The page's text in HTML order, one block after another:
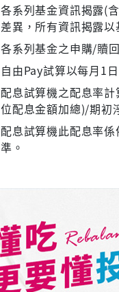
各系列基金資訊揭露(
差異，所有資訊揭露以
各系列基金之申購/贖
自由Pay試算以每月1
配息試算機之配息率
位配息金額加總)/期初
配息試算機此配息率
準。